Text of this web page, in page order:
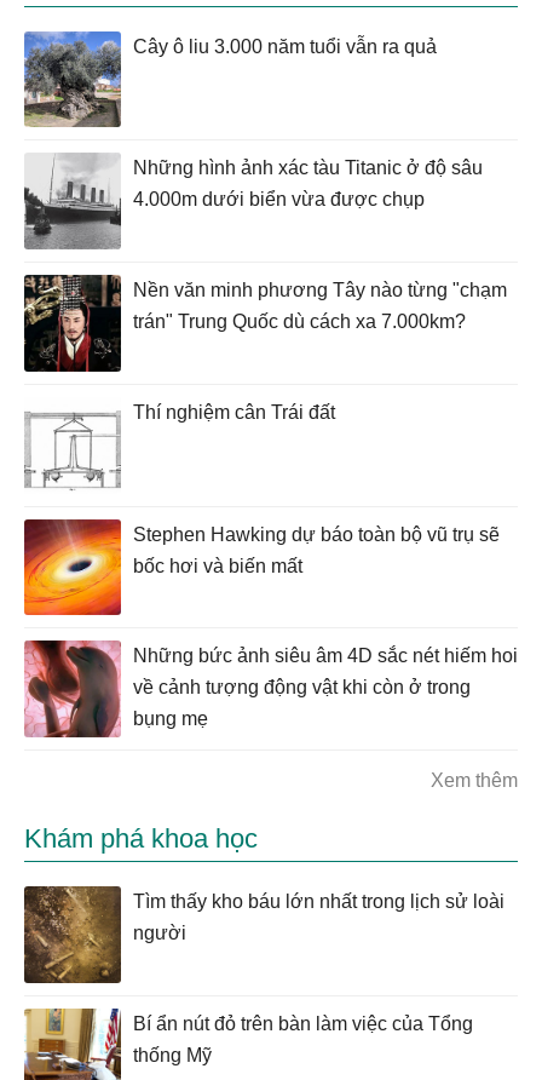
Cây ô liu 3.000 năm tuổi vẫn ra quả
Những hình ảnh xác tàu Titanic ở độ sâu
4.000m dưới biển vừa được chụp
Nền văn minh phương Tây nào từng "chạm
trán" Trung Quốc dù cách xa 7.000km?
Thí nghiệm cân Trái đất
Stephen Hawking dự báo toàn bộ vũ trụ sẽ
bốc hơi và biến mất
Những bức ảnh siêu âm 4D sắc nét hiếm hoi
về cảnh tượng động vật khi còn ở trong
bụng mẹ
Xem thêm
Khám phá khoa học
Tìm thấy kho báu lớn nhất trong lịch sử loài
người
Bí ẩn nút đỏ trên bàn làm việc của Tổng
thống Mỹ